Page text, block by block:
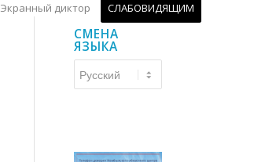
Экранный диктор СЛАБОВИДЯЩИМ
СМЕНА
ЯЗЫКА
языка